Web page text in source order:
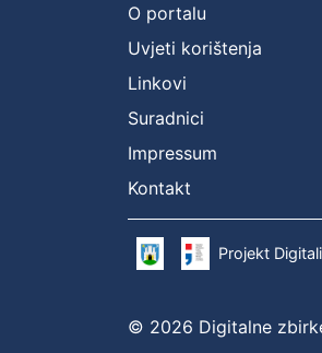
O portalu
Uvjeti korištenja
Linkovi
Suradnici
Impressum
Kontakt
Projekt
© 2026 Digitalne